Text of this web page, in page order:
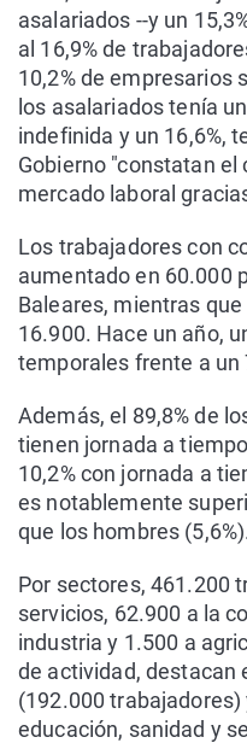
asalariados --y un
al 16,9% de
10,2% de empresarios
los asalariados tenía
indefinida y un 16,6%,
Gobierno "constatan el
mercado laboral
Los trabajadores con
aumentado en 60.000
Baleares, mientras
16.900. Hace un año,
temporales frente a un
Además, el 89,8% de
tienen jornada a
10,2% con jornada a
es notablemente
que los hombres
Por sectores, 461.200
servicios, 62.900 a la
industria y 1.500 a
de actividad, destacan
(192.000
educación, sanidad y